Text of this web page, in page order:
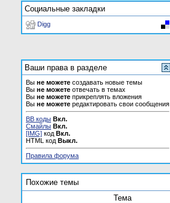
Социальные закладки
Digg
Ваши права в разделе
Вы не можете создавать новые темы
Вы не можете отвечать в темах
Вы не можете прикреплять вложения
Вы не можете редактировать свои сообщения
BB коды Вкл.
Смайлы Вкл.
[IMG] код Вкл.
HTML код Выкл.
Правила форума
Похожие темы
Тема